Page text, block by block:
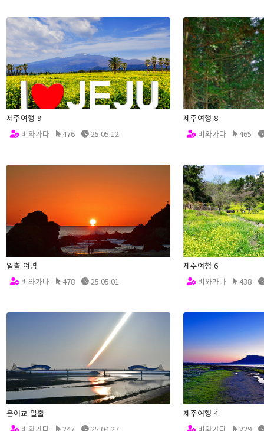
제주여행 9
비와가다
476 25.05.12
제주여행 8
비와가다
465
일출 여명
비와가다
478 25.05.01
제주여행 6
비와가다
438
은어교 일출
제주여행 4